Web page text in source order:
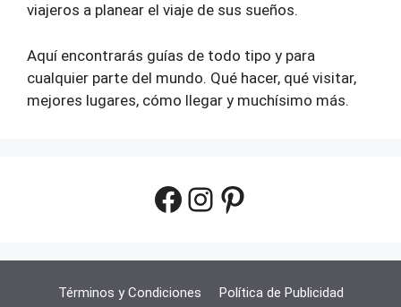
viajeros a planear el viaje de sus sueños.
Aquí encontrarás guías de todo tipo y para
cualquier parte del mundo. Qué hacer, qué visitar,
mejores lugares, cómo llegar y muchísimo más.
Facebook
Instagram
Pinterest
Términos y Condiciones Política de Publicidad